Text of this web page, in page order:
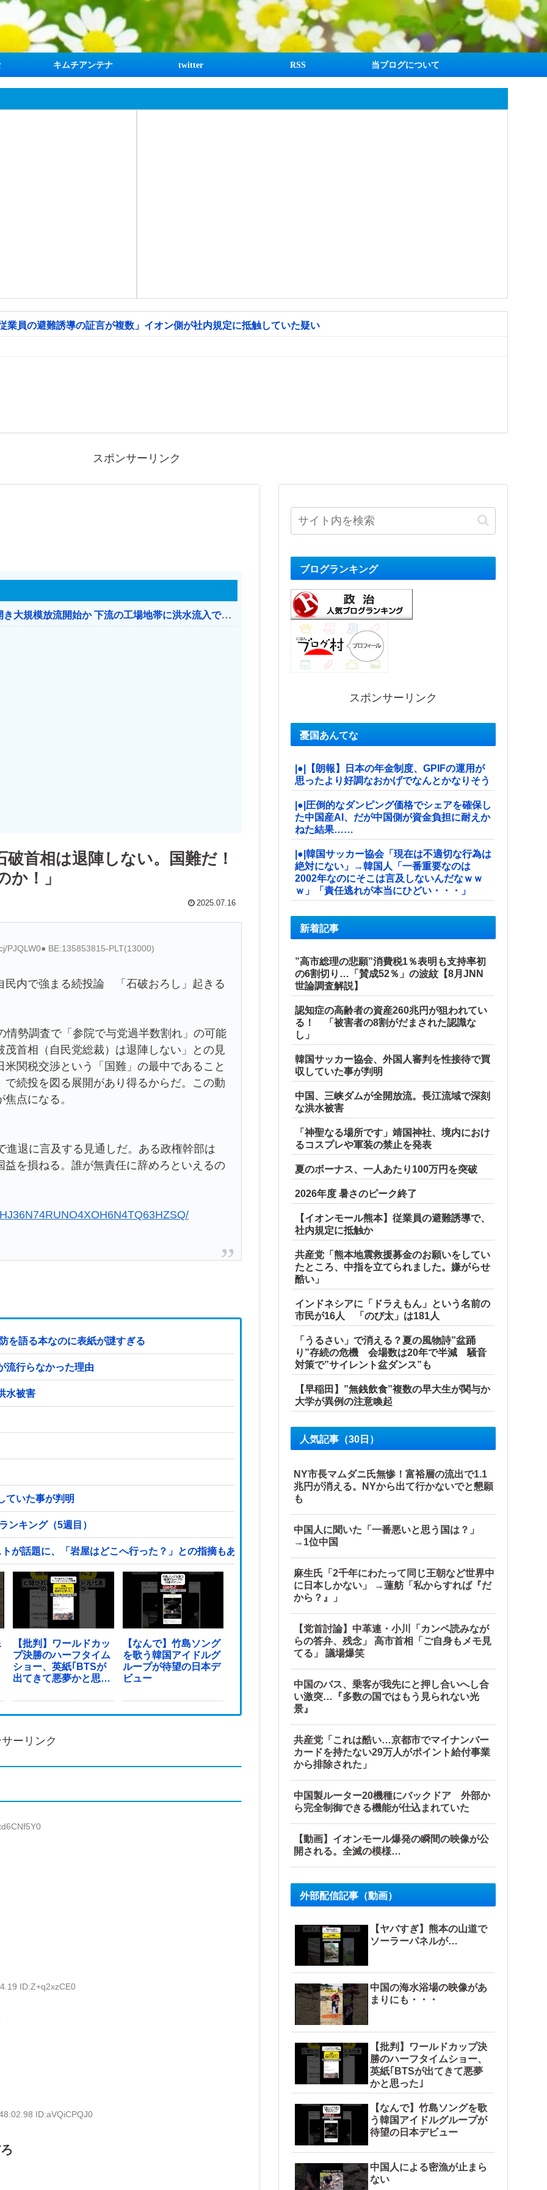
キムチアンテナ twitter RSS 当ブログについて
業員の避難誘導の証言が複数」イオン側が社内規定に抵触していた疑い
スポンサーリンク
【おわった】 三峡ダム、豪雨で13基の水門を開き大規模放流開始か 下流の工場地帯に洪水流入で崩壊はじまる
首相は退陣しない。国難だ！
！」
2025.07.16
PJQLW0● BE:135853815-PLT(13000)
民内で強まる続投論 「石破おろし」起きる
勢調査で「参院で与党過半数割れ」の可能
首相（自民党総裁）は退陣しない」との見
関税交渉という「国難」の最中であること
続投を図る展開があり得るからだ。この動
点になる。
退に言及する見通しだ。ある政権幹部は
を損ねる。誰が無責任に辞めろといえるの
を語る本なのに表紙が謎すぎる
流行らなかった理由
水被害
ていた事が判明
ンキング（5週目）
が話題に、「岩屋はどこへ行った？」との指摘もあるが……他
【批判】ワールドカッ
プ決勝のハーフタイム
ショー、英紙｢BTSが
出てきて悪夢かと思っ
【なんで】竹島ソング
を歌う韓国アイドルグ
ループが待望の日本デ
ビュー
ーリンク
ID:Z+q2xzCE0
ID:aVQiCPQJ0
ブログランキング
スポンサーリンク
憂国あんてな
|●|【朗報】日本の年金制度、GPIFの運用が
思ったより好調なおかげでなんとかなりそう
|●|圧倒的なダンピング価格でシェアを確保し
た中国産AI、だが中国側が資金負担に耐えか
ねた結果……
|●|韓国サッカー協会「現在は不適切な行為は
絶対にない」→韓国人「一番重要なのは
2002年なのにそこは言及しないんだなｗｗ
ｗ」「責任逃れが本当にひどい・・・」
新着記事
”高市総理の悲願”消費税1％表明も支持率初
の6割切り…「賛成52％」の波紋【8月JNN
世論調査解説】
認知症の高齢者の資産260兆円が狙われてい
る！ 「被害者の8割がだまされた認識な
し」
韓国サッカー協会、外国人審判を性接待で買
収していた事が判明
中国、三峡ダムが全開放流。長江流域で深刻
な洪水被害
「神聖なる場所です」靖国神社、境内におけ
るコスプレや軍装の禁止を発表
夏のボーナス、一人あたり100万円を突破
2026年度 暑さのピーク終了
【イオンモール熊本】従業員の避難誘導で、
社内規定に抵触か
共産党「熊本地震救援募金のお願いをしてい
たところ、中指を立てられました。嫌がらせ
酷い」
インドネシアに「ドラえもん」という名前の
市民が16人 「のび太」は181人
「うるさい」で消える？夏の風物詩”盆踊
り”存続の危機 会場数は20年で半減 騒音
対策で”サイレント盆ダンス”も
【早稲田】”無銭飲食”複数の早大生が関与か
大学が異例の注意喚起
人気記事（30日）
NY市長マムダニ氏無惨！富裕層の流出で1.1
兆円が消える。NYから出て行かないでと懇願
も
中国人に聞いた「一番悪いと思う国は？」
→1位中国
麻生氏「2千年にわたって同じ王朝など世界中
に日本しかない」 →蓮舫「私からすれば『だ
から？』」
【党首討論】中革連・小川「カンペ読みなが
らの答弁、残念」 高市首相「ご自身もメモ見
てる」 議場爆笑
中国のバス、乗客が我先にと押し合いへし合
い激突…『多数の国ではもう見られない光
景』
共産党「これは酷い…京都市でマイナンバー
カードを持たない29万人がポイント給付事業
から排除された」
中国製ルーター20機種にバックドア 外部か
ら完全制御できる機能が仕込まれていた
【動画】イオンモール爆発の瞬間の映像が公
開される。全滅の模様…
外部配信記事（動画）
【ヤバすぎ】熊本の山道で
ソーラーパネルが…
中国の海水浴場の映像があ
まりにも・・・
【批判】ワールドカップ決
勝のハーフタイムショー、
英紙｢BTSが出てきて悪夢
かと思った｣
【なんで】竹島ソングを歌
う韓国アイドルグループが
待望の日本デビュー
中国人による密漁が止まら
ない